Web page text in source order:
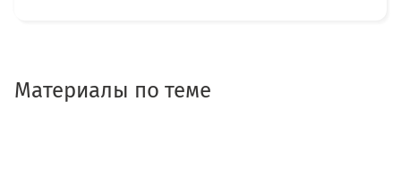
Материалы по теме